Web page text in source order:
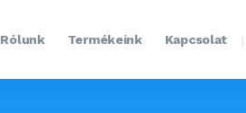
Rólunk Termékeink Kapcsolat